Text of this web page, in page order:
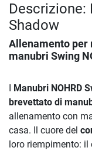
Descrizione:
Shadow
Allenamento per
manubri Swing
Manubri NOHRD
brevettato di
allenamento con
casa. Il cuore del
loro riempimento: